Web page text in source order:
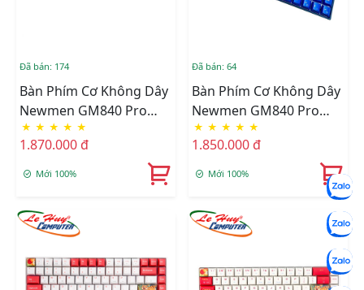
Đã bán: 174
Bàn Phím Cơ Không Dây
Newmen GM840 Pro
Hạc Trăng Mây Led RGB
Dual Mode (Red/White
Switch)
★ ★ ★ ★ ★
1.870.000 đ
Mới 100%
Đã bán: 64
Bàn Phím Cơ Không Dây
Newmen GM840 Pro
Trăng Mây Led RGB Dual
Mode (Red/White
Switch)
★ ★ ★ ★ ★
1.850.000 đ
Mới 100%